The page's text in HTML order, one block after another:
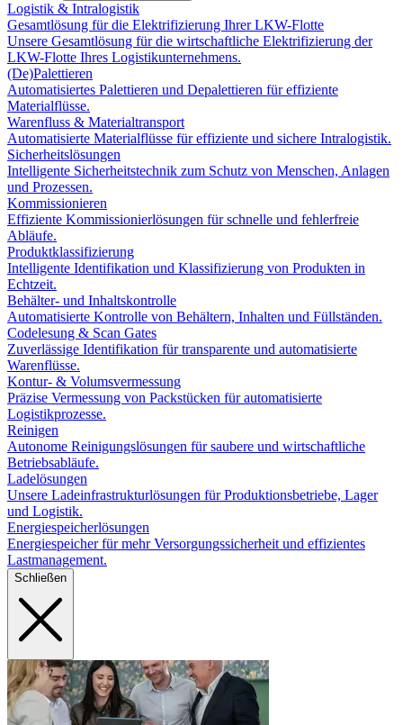
Logistik & Intralogistik
Gesamtlösung für die Elektrifizierung Ihrer LKW-Flotte
Unsere Gesamtlösung für die wirtschaftliche Elektrifizierung der
LKW-Flotte Ihres Logistikunternehmens.
(De)Palettieren
Automatisiertes Palettieren und Depalettieren für effiziente
Materialflüsse.
Warenfluss & Materialtransport
Automatisierte Materialflüsse für effiziente und sichere Intralogistik.
Sicherheitslösungen
Intelligente Sicherheitstechnik zum Schutz von Menschen, Anlagen
und Prozessen.
Kommissionieren
Effiziente Kommissionierlösungen für schnelle und fehlerfreie
Abläufe.
Produktklassifizierung
Intelligente Identifikation und Klassifizierung von Produkten in
Echtzeit.
Behälter- und Inhaltskontrolle
Automatisierte Kontrolle von Behältern, Inhalten und Füllständen.
Codelesung & Scan Gates
Zuverlässige Identifikation für transparente und automatisierte
Warenflüsse.
Kontur- & Volumsvermessung
Präzise Vermessung von Packstücken für automatisierte
Logistikprozesse.
Reinigen
Autonome Reinigungslösungen für saubere und wirtschaftliche
Betriebsabläufe.
Ladelösungen
Unsere Ladeinfrastrukturlösungen für Produktionsbetriebe, Lager
und Logistik.
Energiespeicherlösungen
Energiespeicher für mehr Versorgungssicherheit und effizientes
Lastmanagement.
Schließen